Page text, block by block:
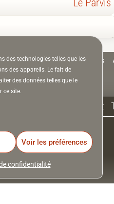
des technologies telles que les
des appareils. Le fait de
des données telles que le
ce site.
Voir les préférences
confidentialité
Le Parvis
Appel à auteurs Arts Plastiques
Contact